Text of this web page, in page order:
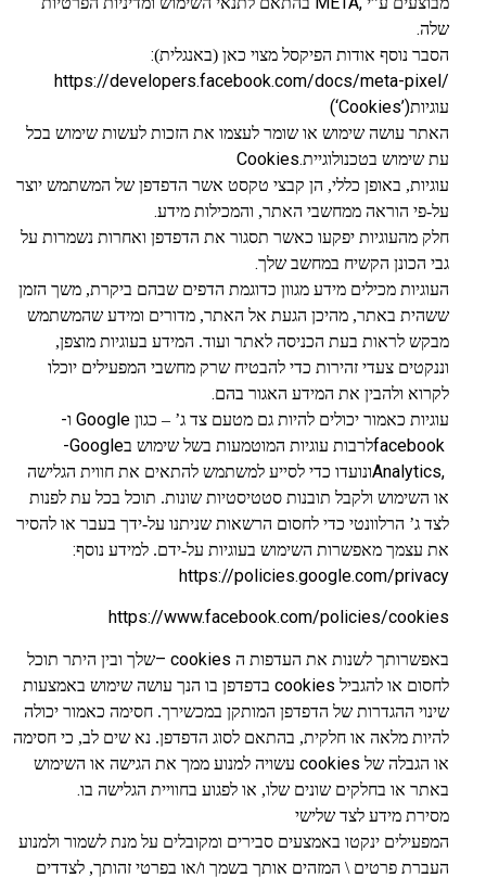
שלה.
הסבר נוסף אודות הפיקסל מצוי כאן (באנגלית):
https://developers.facebook.com/docs/meta-pixel/
עוגיות(‘Cookies’)
האתר עושה שימוש או שומר לעצמו את הזכות לעשות שימוש בכל
עת שימוש בטכנולוגייתCookies.
עוגיות, באופן כללי, הן קבצי טקסט אשר הדפדפן של המשתמש יוצר
על-פי הוראה ממחשבי האתר, והמכילות מידע.
חלק מהעוגיות יפקעו כאשר תסגור את הדפדפן ואחרות נשמרות על
גבי הכונן הקשיח במחשב שלך.
העוגיות מכילים מידע מגוון כדוגמת הדפים שבהם ביקרת, משך הזמן
ששהית באתר, מהיכן הגעת אל האתר, מדורים ומידע שהמשתמש
מבקש לראות בעת הכניסה לאתר ועוד. המידע בעוגיות מוצפן,
וננקטים צעדי זהירות כדי להבטיח שרק מחשבי המפעילים יוכלו
לקרוא ולהבין את המידע האגור בהם.
עוגיות כאמור יכולים להיות גם מטעם צד ג’ – כגון Google ו-
facebookלרבות עוגיות המוטמעות בשל שימוש ב-Google
Analytics,ונועדו כדי לסייע למשתמש להתאים את חווית הגלישה
או השימוש ולקבל תובנות סטטיסטיות שונות. תוכל בכל עת לפנות
לצד ג’ הרלוונטי כדי לחסום הרשאות שניתנו על-ידך בעבר או להסיר
את עצמך מאפשרות השימוש בעוגיות על-ידם. למידע נוסף:
https://policies.google.com/privacy
https://www.facebook.com/policies/cookies
באפשרותך לשנות את העדפות ה – cookiesשלך ובין היתר תוכל
לחסום או להגביל cookies בדפדפן בו הנך עושה שימוש באמצעות
שינוי ההגדרות של הדפדפן המותקן במכשירך. חסימה כאמור יכולה
להיות מלאה או חלקית, בהתאם לסוג הדפדפן. נא שים לב, כי חסימה
או הגבלה של cookies עשויה למנוע ממך את הגישה או השימוש
באתר או בחלקים שונים שלו, או לפגוע בחוויית הגלישה בו.
מסירת מידע לצד שלישי
המפעילים ינקטו באמצעים סבירים ומקובלים על מנת לשמור ולמנוע
העברת פרטים \ המזהים אותך בשמך ו/או בפרטי זהותך, לצדדים